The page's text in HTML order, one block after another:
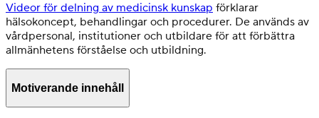
Videor för delning av medicinsk kunskap förklarar
hälsokoncept, behandlingar och procedurer. De används av
vårdpersonal, institutioner och utbildare för att förbättra
allmänhetens förståelse och utbildning.
Motiverande innehåll